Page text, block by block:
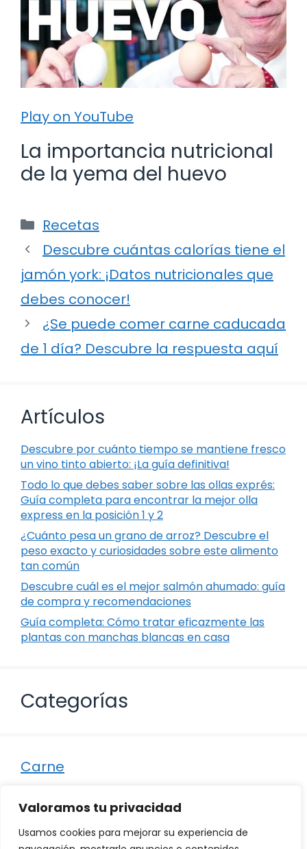
Valoramos tu privacidad
Usamos cookies para mejorar su experiencia de
Play on YouTube
La importancia nutricional
de la yema del huevo
Categorías
Recetas
Descubre cuántas calorías tiene el
jamón york: ¡Datos nutricionales que
debes conocer!
¿Se puede comer carne caducada
de 1 día? Descubre la respuesta aquí
Artículos
Descubre por cuánto tiempo se mantiene fresco
un vino tinto abierto: ¡La guía definitiva!
Todo lo que debes saber sobre las ollas exprés:
Guía completa para encontrar la mejor olla
express en la posición 1 y 2
¿Cuánto pesa un grano de arroz? Descubre el
peso exacto y curiosidades sobre este alimento
tan común
Descubre cuál es el mejor salmón ahumado: guía
de compra y recomendaciones
Guía completa: Cómo tratar eficazmente las
plantas con manchas blancas en casa
Categorías
Carne
Otro